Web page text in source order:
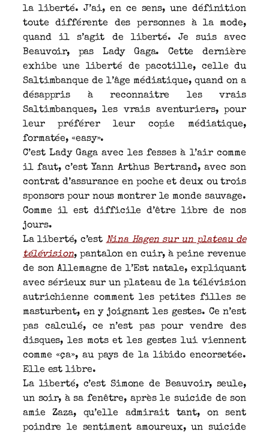
la liberté. J’ai, en ce sens, une définition
toute différente des personnes à la mode,
quand il s’agit de liberté. Je suis avec
Beauvoir, pas Lady Gaga. Cette dernière
exhibe une liberté de pacotille, celle du
Saltimbanque de l’âge médiatique, quand on a
désappris à reconnaitre les vrais
Saltimbanques, les vrais aventuriers, pour
leur préférer leur copie médiatique,
formatée, «easy».
C’est Lady Gaga avec les fesses à l’air comme
il faut, c’est Yann Arthus Bertrand, avec son
contrat d’assurance en poche et deux ou trois
sponsors pour nous montrer le monde sauvage.
Comme il est difficile d’être libre de nos
jours.
La liberté, c’est Nina Hagen sur un plateau de
télévision, pantalon en cuir, à peine revenue
de son Allemagne de l’Est natale, expliquant
avec sérieux sur un plateau de la télévision
autrichienne comment les petites filles se
masturbent, en y joignant les gestes. Ce n’est
pas calculé, ce n’est pas pour vendre des
disques, les mots et les gestes lui viennent
comme «ça», au pays de la libido encorsetée.
Elle est libre.
La liberté, c’est Simone de Beauvoir, seule,
un soir, à sa fenêtre, après le suicide de son
amie Zaza, qu’elle admirait tant, on sent
poindre le sentiment amoureux, un suicide